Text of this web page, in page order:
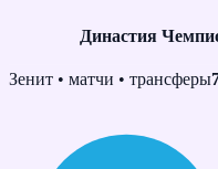
Династия
Skip
Зенит • матчи • трансферы